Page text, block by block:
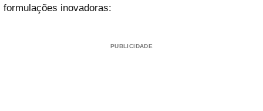
formulações inovadoras:
PUBLICIDADE